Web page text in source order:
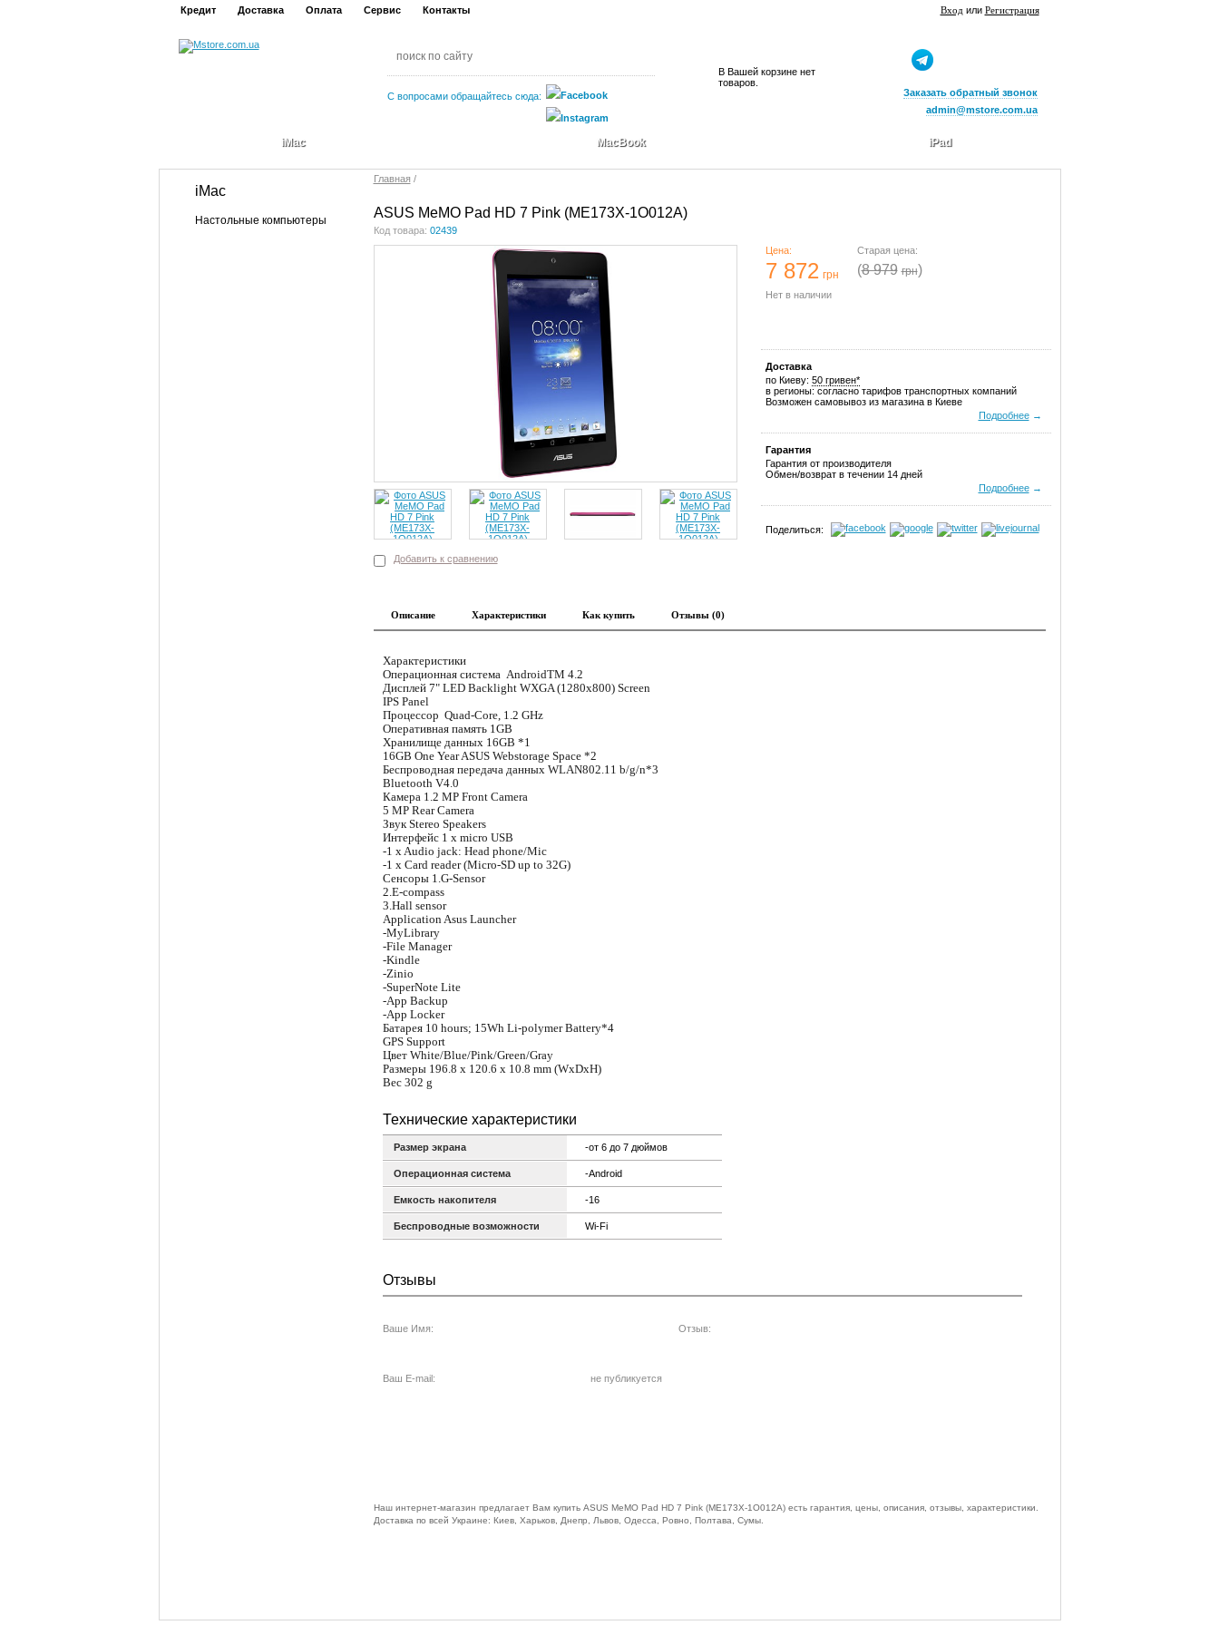
Главная /
ASUS MeMO Pad HD 7 Pink (ME173X-1O012A)
Код товара: 02439
Добавить к сравнению
Цена:
7 872 грн
Старая цена:
(8 979 грн)
Нет в наличии
Купить
Доставка
по Киеву: 50 гривен*
в регионы: согласно тарифов транспортных компаний
Возможен самовывоз из магазина в Киеве
Подробнее→
Гарантия
Гарантия от производителя
Обмен/возврат в течении 14 дней
Подробнее→
Поделиться:
Описание Характеристики Как купить Отзывы (0)
Характеристики
Операционная система AndroidTM 4.2
Дисплей 7" LED Backlight WXGA (1280x800) Screen
IPS Panel
Процессор Quad-Core, 1.2 GHz
Оперативная память 1GB
Хранилище данных 16GB *1
16GB One Year ASUS Webstorage Space *2
Беспроводная передача данных WLAN802.11 b/g/n*3
Bluetooth V4.0
Камера 1.2 MP Front Camera
5 MP Rear Camera
Звук Stereo Speakers
Интерфeйс 1 x micro USB
-1 x Audio jack: Head phone/Mic
-1 x Card reader (Micro-SD up to 32G)
Сенсоры 1.G-Sensor
2.E-compass
3.Hall sensor
ApplicationAsus Launcher
-MyLibrary
-File Manager
-Kindle
-Zinio
-SuperNote Lite
-App Backup
-App Locker
Батарея 10 hours; 15Wh Li-polymer Battery*4
GPS Support
Цвет White/Blue/Pink/Green/Gray
Размеры 196.8 x 120.6 x 10.8 mm (WxDxH)
Вес 302 g
Технические характеристики
Размер экрана -от 6 до 7 дюймов
Операционная система -Android
Емкость накопителя -16
Беспроводные возможности Wi-Fi
Отзывы
Ваше Имя: Отзыв:
не публикуется
Ваш E-mail:
Наш интернет-магазин предлагает Вам купить ASUS MeMO Pad HD 7 Pink (ME173X-1O012A) есть гарантия, цены, описания, отзывы, характеристики.
Доставка по всей Украине: Киев, Харьков, Днепр, Львов, Одесса, Ровно, Полтава, Сумы.
Вход или Регистрация
Кредит Доставка Оплата Сервис Контакты
С вопросами обращайтесь сюда:
В Вашей корзине нет
товаров.
Заказать обратный звонок
admin@mstore.com.ua
iMac MacBook iPad
iMac
Настольные компьютеры